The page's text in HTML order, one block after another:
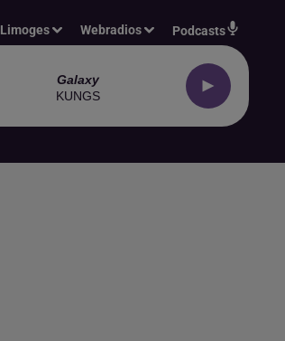
Limoges Webradios Podcasts
Galaxy
KUNGS